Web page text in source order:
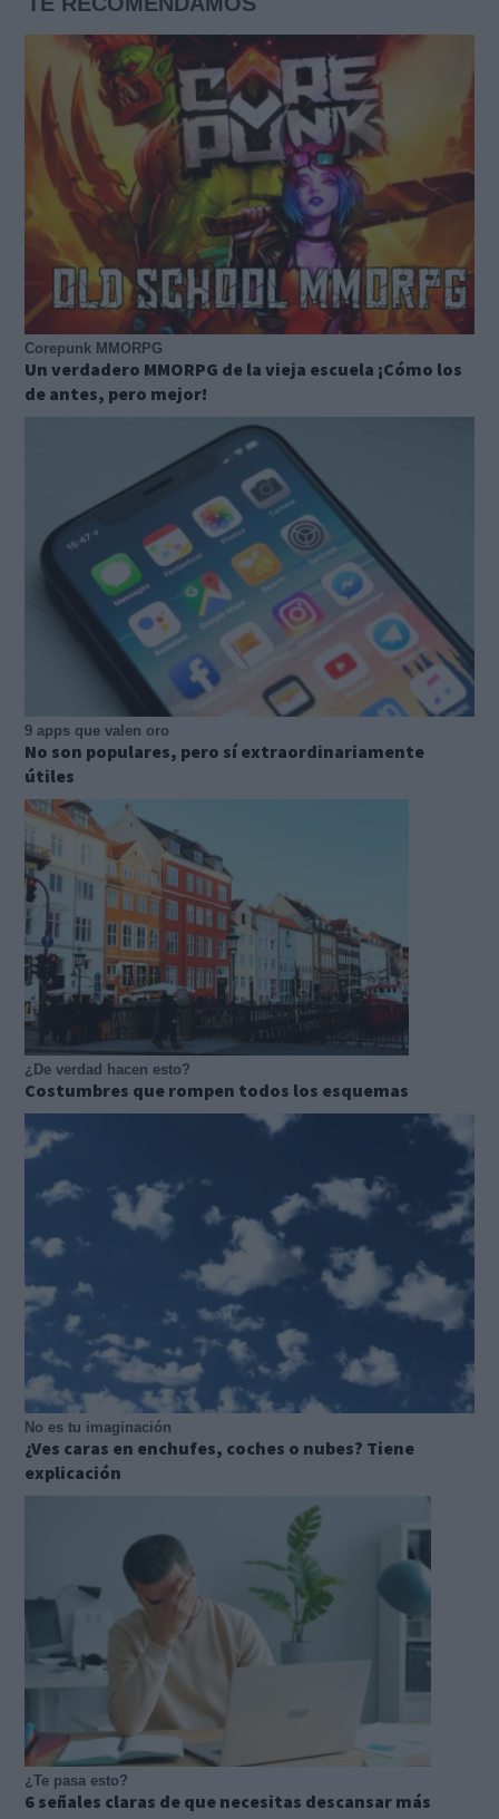
Corepunk MMORPG
Un verdadero MMORPG de la vieja escuela ¡Cómo los
de antes, pero mejor!
9 apps que valen oro
No son populares, pero sí extraordinariamente
útiles
¿De verdad hacen esto?
Costumbres que rompen todos los esquemas
No es tu imaginación
¿Ves caras en enchufes, coches o nubes? Tiene
explicación
¿Te pasa esto?
6 señales claras de que necesitas descansar más